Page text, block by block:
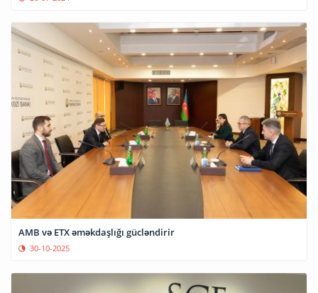
AMB və ETX əməkdaşlığı gücləndirir
30-10-2025